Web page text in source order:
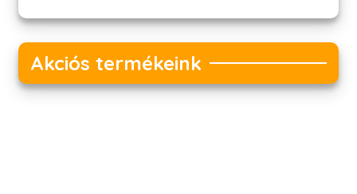
Akciós termékeink